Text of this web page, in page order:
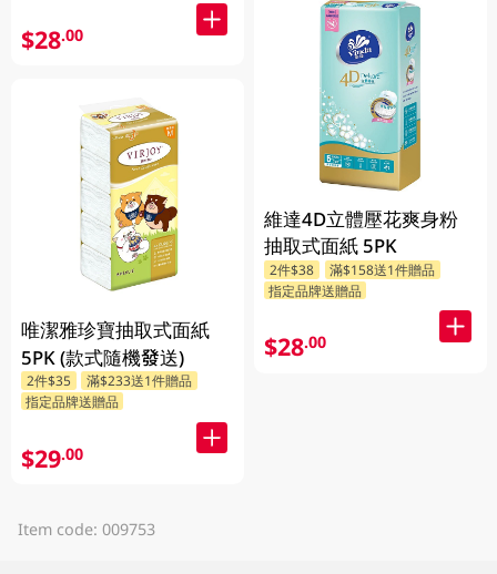
$28.00
唯潔雅珍寶抽取式面紙
5PK (款式隨機發送)
2件$35
滿$233送1件贈品
指定品牌送贈品
$29.00
維達4D立體壓花爽身粉
抽取式面紙 5PK
2件$38
滿$158送1件贈品
指定品牌送贈品
$28.00
Item code: 009753